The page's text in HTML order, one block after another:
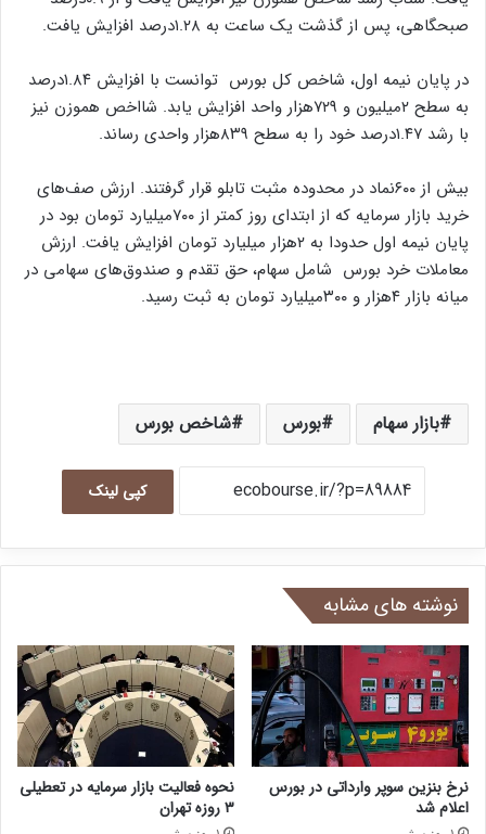
صبحگاهی، پس از گذشت یک ساعت به ۱.۲۸درصد افزایش یافت.
در پایان نیمه اول، شاخص کل بورس توانست با افزایش ۱.۸۴درصد
به سطح ۲میلیون و ۷۲۹هزار واحد افزایش یابد. شااخص هموزن نیز
با رشد ۱.۴۷درصد خود را به سطح ۸۳۹هزار واحدی رساند.
بیش از ۶۰۰نماد در محدوده مثبت تابلو قرار گرفتند. ارزش صف‌های
خرید بازار سرمایه که از ابتدای روز کمتر از ۷۰۰میلیارد تومان بود در
پایان نیمه اول حدودا به ۲هزار میلیارد تومان افزایش یافت. ارزش
معاملات خرد بورس شامل سهام، حق تقدم و صندوق‌های سهامی در
میانه بازار ۴هزار و ۳۰۰میلیارد تومان به ثبت رسید.
بازار سهام بورس شاخص بورس
کپی لینک
نوشته های مشابه
نرخ بنزین سوپر وارداتی در بورس
اعلام شد
نحوه فعالیت بازار سرمایه در تعطیلی
۳ روزه تهران